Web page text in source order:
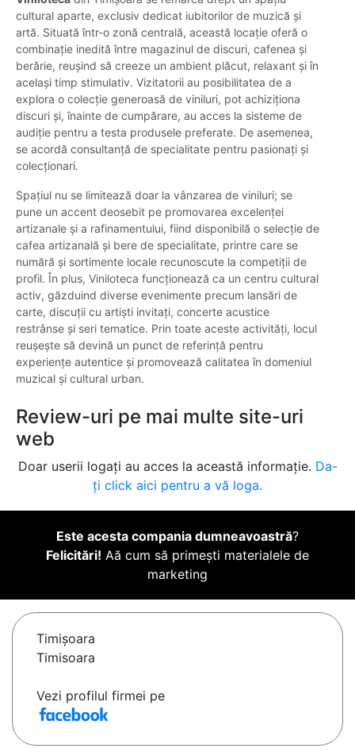
cultural aparte, exclusiv dedicat iubitorilor de muzică și
artă. Situată într-o zonă centrală, această locație oferă o
combinație inedită între magazinul de discuri, cafenea și
berărie, reușind să creeze un ambient plăcut, relaxant și în
același timp stimulativ. Vizitatorii au posibilitatea de a
explora o colecție generoasă de viniluri, pot achiziționa
discuri și, înainte de cumpărare, au acces la sisteme de
audiție pentru a testa produsele preferate. De asemenea,
se acordă consultanță de specialitate pentru pasionați și
colecționari.
Spațiul nu se limitează doar la vânzarea de viniluri; se
pune un accent deosebit pe promovarea excelenței
artizanale și a rafinamentului, fiind disponibilă o selecție de
cafea artizanală și bere de specialitate, printre care se
numără și sortimente locale recunoscute la competiții de
profil. În plus, Viniloteca funcționează ca un centru cultural
activ, găzduind diverse evenimente precum lansări de
carte, discuții cu artiști invitați, concerte acustice
restrânse și seri tematice. Prin toate aceste activități, locul
reușește să devină un punct de referință pentru
experiențe autentice și promovează calitatea în domeniul
muzical și cultural urban.
Review-uri pe mai multe site-uri
web
Doar userii logați au acces la această informație. Da-
ți click aici pentru a vă loga.
Este acesta compania dumneavoastră?
Felicitări! Aă cum să primești materialele de
marketing
Timişoara
Timisoara
Vezi profilul firmei pe